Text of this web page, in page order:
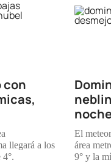
con
llegará a los
4°.
El
área
9° y la